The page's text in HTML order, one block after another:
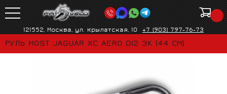
121552, Москва, ул. Крылатская, 10 +7 (903) 797-76-73
РУЛЬ MOST JAGUAR XC AERO DI2 3K (44 СМ)